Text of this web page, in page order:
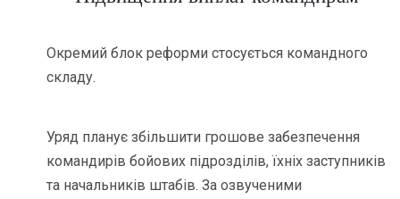
Окремий блок реформи стосується командного
складу.
Уряд планує збільшити грошове забезпечення
командирів бойових підрозділів, їхніх заступників
та начальників штабів. За озвученими